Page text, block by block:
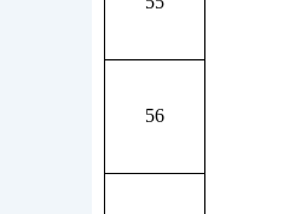
56